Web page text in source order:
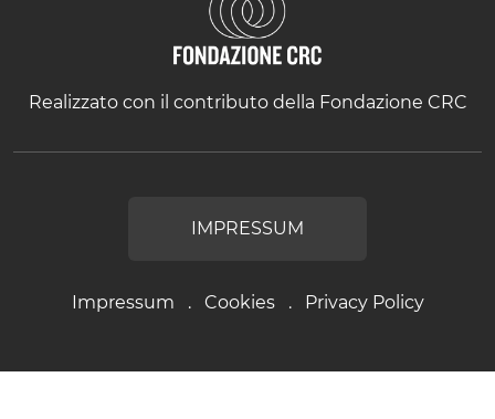
Realizzato con il contributo della Fondazione CRC
Impressum Cookies Privacy Policy
IMPRESSUM